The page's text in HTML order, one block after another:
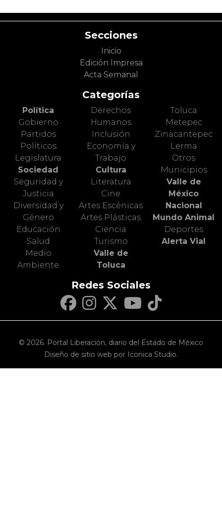
Secciones
Inicio
Edición Impresa
Acta Semanal
Categorías
Política
Gobierno
Partidos
Políticos
Legislatura
Sociedad
Seguridad y
Justicia
Diversidad y
Género
Educación
Salud
Medio
Ambiente
Derechos
Humanos
Inclusión
Economía y
Trabajo
Cultura
Literatura
Cine
Artes Escénicas
Artes Plásticas
Ciencia
Turismo
Valle de
Toluca
Toluca
Metepec
Zinacantepec
Lerma
Otros
Municipios
Valle de
México
Nacional
Mundo Animal
Deportes
Alerta Vial
Redes Sociales
© 2026. Portal Liberación, diario del Estado de México
Diseño de sitio web por Iconica Studio.